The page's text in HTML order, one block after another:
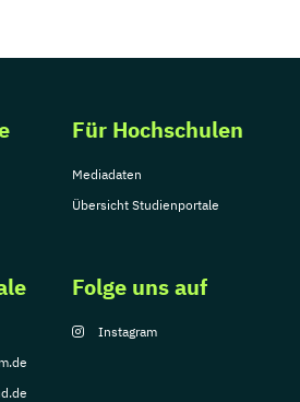
Für Hochschulen
Mediadaten
Übersicht Studienportale
Folge uns auf
Instagram